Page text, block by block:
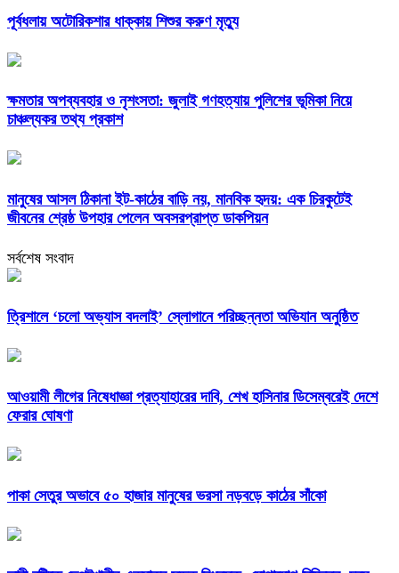
পূর্বধলায় অটোরিকশার ধাক্কায় শিশুর করুণ মৃত্যু
ক্ষমতার অপব্যবহার ও নৃশংসতা: জুলাই গণহত্যায় পুলিশের ভূমিকা নিয়ে
চাঞ্চল্যকর তথ্য প্রকাশ
মানুষের আসল ঠিকানা ইট-কাঠের বাড়ি নয়, মানবিক হৃদয়: এক চিরকুটেই
জীবনের শ্রেষ্ঠ উপহার পেলেন অবসরপ্রাপ্ত ডাকপিয়ন
সর্বশেষ সংবাদ
‎ত্রিশালে ‘চলো অভ্যাস বদলাই’ স্লোগানে পরিচ্ছন্নতা অভিযান অনুষ্ঠিত
আওয়ামী লীগের নিষেধাজ্ঞা প্রত্যাহারের দাবি, শেখ হাসিনার ডিসেম্বরেই দেশে
ফেরার ঘোষণা
পাকা সেতুর অভাবে ৫০ হাজার মানুষের ভরসা নড়বড়ে কাঠের সাঁকো